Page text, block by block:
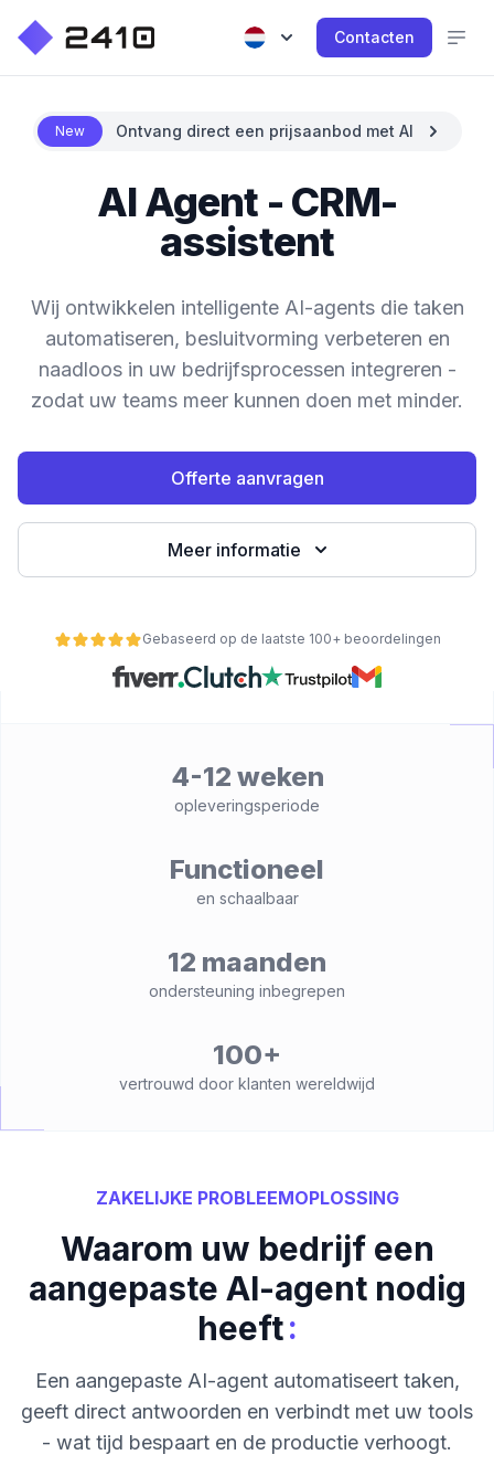
Contacten
New Ontvang direct een prijsaanbod met AI
AI Agent - CRM-
assistent
Wij ontwikkelen intelligente AI-agents die taken
automatiseren, besluitvorming verbeteren en
naadloos in uw bedrijfsprocessen integreren -
zodat uw teams meer kunnen doen met minder.
Offerte aanvragen
Meer informatie
Gebaseerd op de laatste 100+ beoordelingen
4-12 weken
opleveringsperiode
Functioneel
en schaalbaar
12 maanden
ondersteuning inbegrepen
100+
vertrouwd door klanten wereldwijd
ZAKELIJKE PROBLEEMOPLOSSING
Waarom uw bedrijf een
aangepaste AI-agent nodig
heeft:
Een aangepaste AI-agent automatiseert taken,
geeft direct antwoorden en verbindt met uw tools
- wat tijd bespaart en de productie verhoogt.